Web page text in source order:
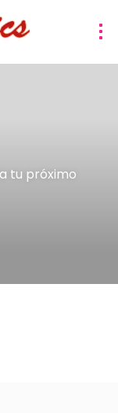
tu próximo